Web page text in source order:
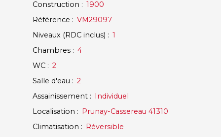
Construction : 1900
Référence : VM29097
Niveaux (RDC inclus) : 1
Chambres : 4
WC : 2
Salle d'eau : 2
Assainissement : Individuel
Localisation : Prunay-Cassereau 41310
Climatisation : Réversible